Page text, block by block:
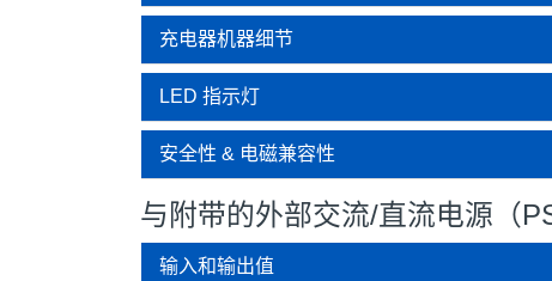
充电器机器细节
LED 指示灯
安全性 & 电磁兼容性
与附带的外部交流/直流电源（
输入和输出值